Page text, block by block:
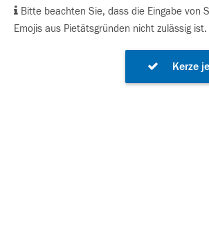
Bitte beachten Sie, dass die Eingabe von
Emojis aus Pietätsgründen nicht zulässig ist.
Kerze